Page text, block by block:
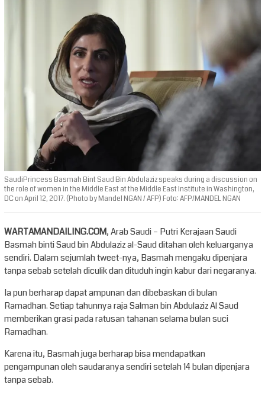
SaudiPrincess Basmah Bint Saud Bin Abdulaziz speaks during a discussion on
the role of women in the Middle East at the Middle East Institute in Washington,
DC on April 12, 2017. (Photo by Mandel NGAN / AFP) Foto: AFP/MANDEL NGAN
WARTAMANDAILING.COM, Arab Saudi – Putri Kerajaan Saudi
Basmah binti Saud bin Abdulaziz al-Saud ditahan oleh keluarganya
sendiri. Dalam sejumlah tweet-nya, Basmah mengaku dipenjara
tanpa sebab setelah diculik dan dituduh ingin kabur dari negaranya.
Ia pun berharap dapat ampunan dan dibebaskan di bulan
Ramadhan. Setiap tahunnya raja Salman bin Abdulaziz Al Saud
memberikan grasi pada ratusan tahanan selama bulan suci
Ramadhan.
Karena itu, Basmah juga berharap bisa mendapatkan
pengampunan oleh saudaranya sendiri setelah 14 bulan dipenjara
tanpa sebab.